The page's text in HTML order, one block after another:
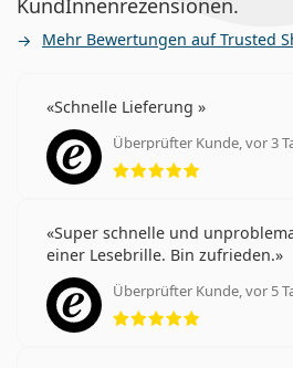
Mehr Bewertungen auf Trusted
Schnelle Lieferung
Überprüfter Kunde, vor 3
Bewertung
Super schnelle und
einer Lesebrille. Bin zufrieden.
Überprüfter Kunde, vor 5
Bewertung